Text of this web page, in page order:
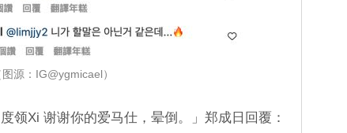
图源：IG@ygmicael）
领Xi 谢谢你的爱马仕，晕倒。」郑成日回覆：